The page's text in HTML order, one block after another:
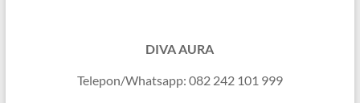
DIVA AURA
Telepon/Whatsapp: 082 242 101 999